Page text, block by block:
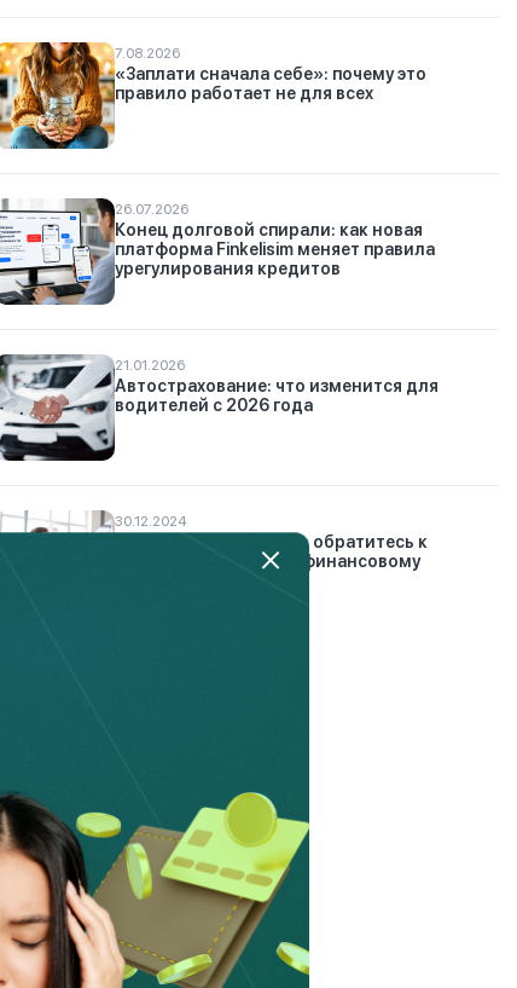
7.08.2026
«Заплати сначала себе»: почему это
правило работает не для всех
26.07.2026
Конец долговой спирали: как новая
платформа Finkelisim меняет правила
урегулирования кредитов
21.01.2026
Автострахование: что изменится для
водителей с 2026 года
30.12.2024
Проблемные кредиты: обратитесь к
банковскому и микрофинансовому